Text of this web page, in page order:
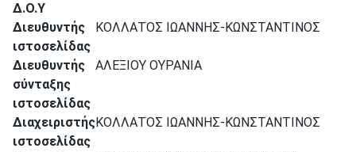
Δ.Ο.Υ
Διευθυντής
ιστοσελίδας
ΚΟΛΛΑΤΟΣ ΙΩΑΝΝΗΣ-ΚΩΝΣΤΑΝΤΙΝΟΣ
Διευθυντής
σύνταξης
ιστοσελίδας
ΑΛΕΞΙΟΥ ΟΥΡΑΝΙΑ
Διαχειριστής
ιστοσελίδας
ΚΟΛΛΑΤΟΣ ΙΩΑΝΝΗΣ-ΚΩΝΣΤΑΝΤΙΝΟΣ